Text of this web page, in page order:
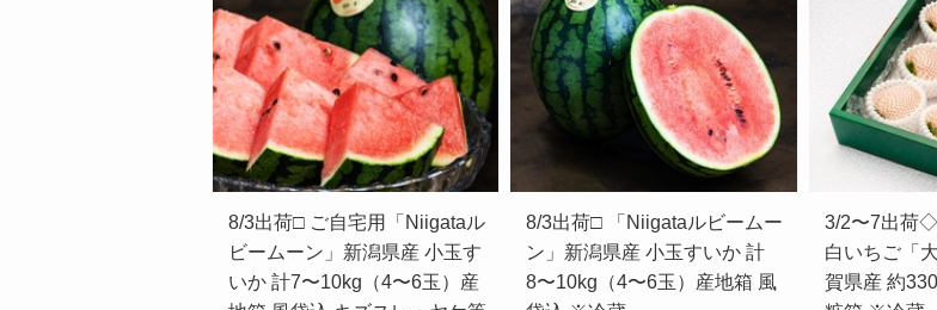
8/3出荷□ ご自宅用「Niigataル
ビームーン」新潟県産 小玉す
いか 計7〜10kg（4〜6玉）産
8/3出荷□ 「Niigataルビームー
ン」新潟県産 小玉すいか 計
8〜10kg（4〜6玉）産地箱 風
3/2〜7出荷
白いちご「
賀県産 約